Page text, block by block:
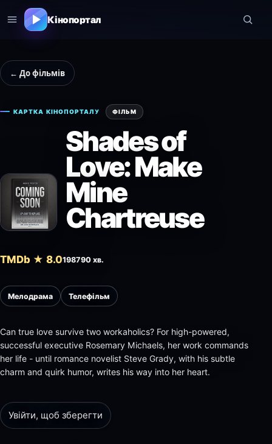
Кінопортал
← До фільмів
КАРТКА КІНОПОРТАЛУ ФІЛЬМ
Shades of
Love: Make
Mine
Chartreuse
TMDb ★ 8.0198790 хв.
Мелодрама Телефільм
Can true love survive two workaholics? For high-powered,
successful executive Rosemary Michaels, her work commands
her life - until romance novelist Steve Grady, with his subtle
charm and quirk humor, writes his way into her heart.
Увійти, щоб зберегти